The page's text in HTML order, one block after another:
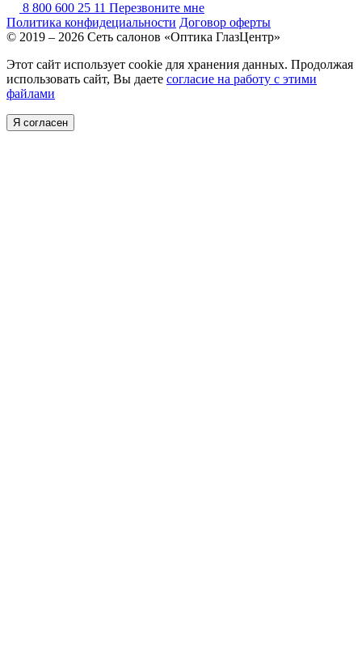
8 800 600 25 11 Перезвоните мне
Политика конфидециальности Договор оферты
© 2019 – 2026 Сеть салонов «Оптика ГлазЦентр»
Этот сайт использует cookie для хранения данных. Продолжая
использовать сайт, Вы даете согласие на работу с этими
файлами
Я согласен